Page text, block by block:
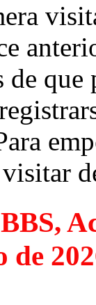
de que
de